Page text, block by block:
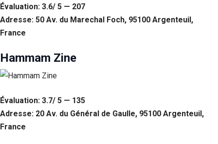
Évaluation: 3.6/ 5 — 207
Adresse: 50 Av. du Marechal Foch, 95100 Argenteuil,
France
Hammam Zine
Évaluation: 3.7/ 5 — 135
Adresse: 20 Av. du Général de Gaulle, 95100 Argenteuil,
France
fonctionnement
Afin que
puissions
et la structure
du site Web,
de la façon